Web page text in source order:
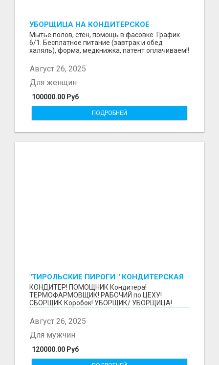
УБОРЩИЦА НА КОНДИТЕРСКОЕ
ПРОИЗВОДСТВО (МАРЬИНО/КУРЬЯНОВО)
Мытье полов, стен, помощь в фасовке. График
6/1. Бесплатное питание (завтрак и обед
халяль), форма, медкнижка, патент оплачиваем!!
Август 26, 2025
100000.00 Руб
Для женщин
ПОДРОБНЕЙ
"ТИРОЛЬСКИЕ ПИРОГИ " КОНДИТЕРСКАЯ
ФАБРИКА "КРУГ "
КОНДИТЕР! ПОМОЩНИК Кондитера!
ТЕРМОФАРМОВЩИК! РАБОЧИЙ по ЦЕХУ!
СБОРЩИК Коробок! УБОРЩИК/ УБОРЩИЦА!
Август 26, 2025
120000.00 Руб
Для мужчин